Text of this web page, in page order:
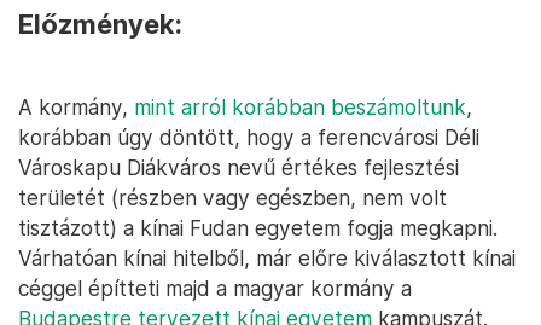
Előzmények:
A kormány, mint arról korábban beszámoltunk,
korábban úgy döntött, hogy a ferencvárosi Déli
Városkapu Diákváros nevű értékes fejlesztési
területét (részben vagy egészben, nem volt
tisztázott) a kínai Fudan egyetem fogja megkapni.
Várhatóan kínai hitelből, már előre kiválasztott kínai
céggel építteti majd a magyar kormány a
Budapestre tervezett kínai egyetem kampuszát.